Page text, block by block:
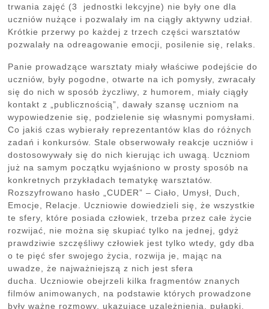
trwania zajęć (3 jednostki lekcyjne) nie były one dla
uczniów nużące i pozwalały im na ciągły aktywny udział.
Krótkie przerwy po każdej z trzech części warsztatów
pozwalały na odreagowanie emocji, posilenie się, relaks.
Panie prowadzące warsztaty miały właściwe podejście do
uczniów, były pogodne, otwarte na ich pomysły, zwracały
się do nich w sposób życzliwy, z humorem, miały ciągły
kontakt z „publicznością”, dawały szansę uczniom na
wypowiedzenie się, podzielenie się własnymi pomysłami.
Co jakiś czas wybierały reprezentantów klas do różnych
zadań i konkursów. Stale obserwowały reakcje uczniów i
dostosowywały się do nich kierując ich uwagą. Uczniom
już na samym początku wyjaśniono w prosty sposób na
konkretnych przykładach tematykę warsztatów.
Rozszyfrowano hasło „CUDER” – Ciało, Umysł, Duch,
Emocje, Relacje. Uczniowie dowiedzieli się, że wszystkie
te sfery, które posiada człowiek, trzeba przez całe życie
rozwijać, nie można się skupiać tylko na jednej, gdyż
prawdziwie szczęśliwy człowiek jest tylko wtedy, gdy dba
o te pięć sfer swojego życia, rozwija je, mając na
uwadze, że najważniejszą z nich jest sfera
ducha. Uczniowie obejrzeli kilka fragmentów znanych
filmów animowanych, na podstawie których prowadzone
były ważne rozmowy, ukazujące uzależnienia, pułapki,